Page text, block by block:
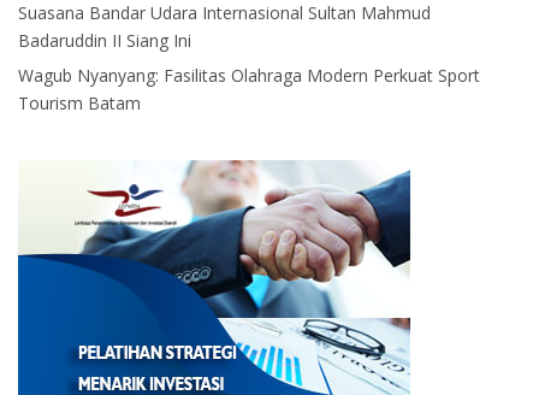
Suasana Bandar Udara Internasional Sultan Mahmud
Badaruddin II Siang Ini
Wagub Nyanyang: Fasilitas Olahraga Modern Perkuat Sport
Tourism Batam